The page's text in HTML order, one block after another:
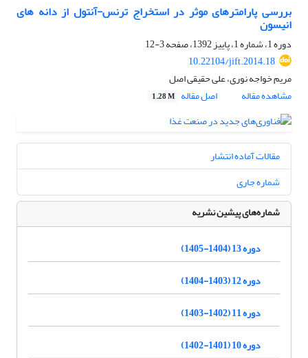
بررسی پارامترهای موثر در استخراج ترنس-آنتول از دانه های
انیسون
دوره 1، شماره 1، پاییز 1392، صفحه
3-12
10.22104/jift.2014.18
مریم خواجه نوری، علی حقیقی اصل
مشاهده مقاله
اصل مقاله 1.28 M
مقالات آماده انتشار
شماره جاری
شماره‌های پیشین نشریه
دوره 13 (1404-1405)
دوره 12 (1403-1404)
دوره 11 (1402-1403)
دوره 10 (1401-1402)